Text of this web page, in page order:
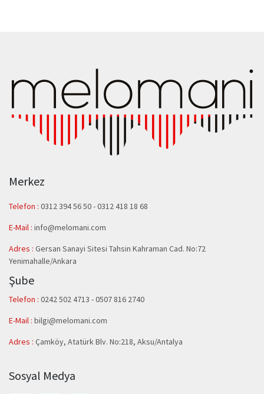
Merkez
Telefon : 0312 394 56 50-0312 418 18 68
E-Mail : info@melomani.com
Adres : Gersan Sanayi Sitesi Tahsin Kahraman Cad. No:72
Yenimahalle/Ankara
Şube
Telefon : 0242 502 4713 - 0507 816 2740
E-Mail : bilgi@melomani.com
Adres : Çamköy, Atatürk Blv. No:218, Aksu/Antalya
Sosyal Medya